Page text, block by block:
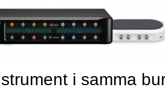
i samma